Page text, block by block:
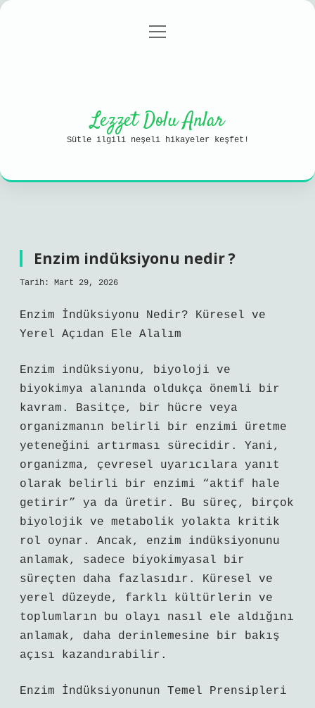
Gizlilik Politikası
menüyü
Lezzet Dolu Anlar
Sütle ilgili neşeli hikayeler keşfet!
Enzim indüksiyonu nedir ?
Tarih: Mart 29, 2026
Enzim İndüksiyonu Nedir? Küresel ve
Yerel Açıdan Ele Alalım
Enzim indüksiyonu, biyoloji ve
biyokimya alanında oldukça önemli bir
kavram. Basitçe, bir hücre veya
organizmanın belirli bir enzimi üretme
yeteneğini artırması sürecidir. Yani,
organizma, çevresel uyarıcılara yanıt
olarak belirli bir enzimi “aktif hale
getirir” ya da üretir. Bu süreç, birçok
biyolojik ve metabolik yolakta kritik
rol oynar. Ancak, enzim indüksiyonunu
anlamak, sadece biyokimyasal bir
süreçten daha fazlasıdır. Küresel ve
yerel düzeyde, farklı kültürlerin ve
toplumların bu olayı nasıl ele aldığını
anlamak, daha derinlemesine bir bakış
açısı kazandırabilir.
Enzim İndüksiyonunun Temel Prensipleri